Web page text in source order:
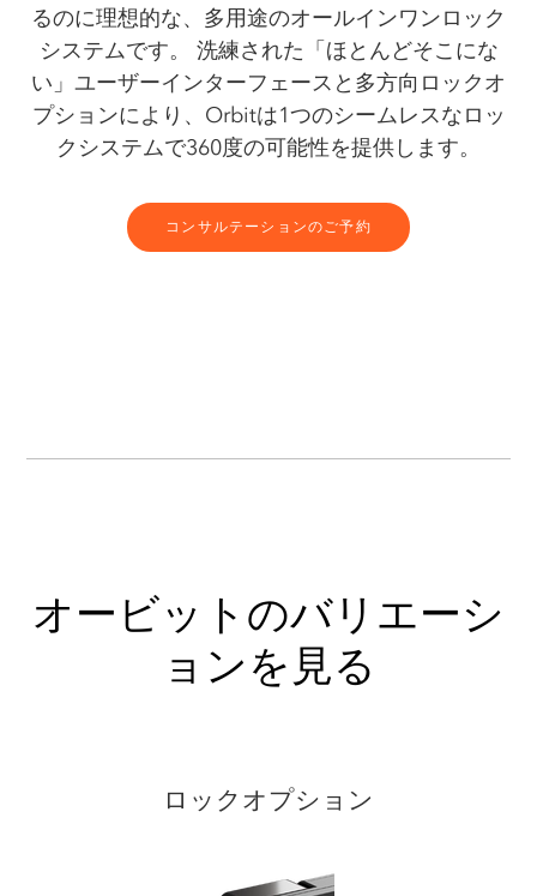
るのに理想的な、多用途のオールインワンロック
システムです。 洗練された「ほとんどそこにな
い」ユーザーインターフェースと多方向ロックオ
プションにより、Orbitは1つのシームレスなロッ
クシステムで360度の可能性を提供します。
コンサルテーションのご予約
オービットのバリエーシ
ョンを見る
ロックオプション